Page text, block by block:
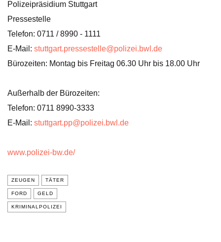
Polizeipräsidium Stuttgart
Pressestelle
Telefon: 0711 / 8990 - 1111
E-Mail: stuttgart.pressestelle@polizei.bwl.de
Bürozeiten: Montag bis Freitag 06.30 Uhr bis 18.00 Uhr
Außerhalb der Bürozeiten:
Telefon: 0711 8990-3333
E-Mail: stuttgart.pp@polizei.bwl.de
www.polizei-bw.de/
ZEUGEN TÄTER
FORD GELD
KRIMINALPOLIZEI